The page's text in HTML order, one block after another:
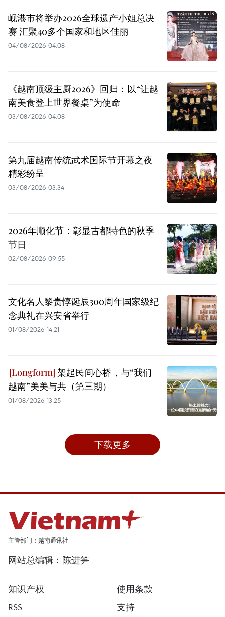
岘港市将举办2026全球遗产小姐总决
赛 汇聚40多个国家和地区佳丽
04/08/2026 04:08
《越南顶级主厨2026》回归：以“让越
南美食登上世界餐桌”为使命
03/08/2026 04:08
第九届越南传统武术国际节开幕之夜
精彩纷呈
03/08/2026 03:34
2026年顺化节：彰显古都特色的秋季
节日
02/08/2026 09:55
文化名人黎贵惇诞辰300周年国家级纪
念典礼在兴安省举行
01/08/2026 14:21
架起民间心桥，与“我们
越南”美美与共（第三期）
01/08/2026 13:25
下载更多
主管部门：越南通讯社
网站总编辑：陈进笋
知识产权
使用条款
RSS
支持